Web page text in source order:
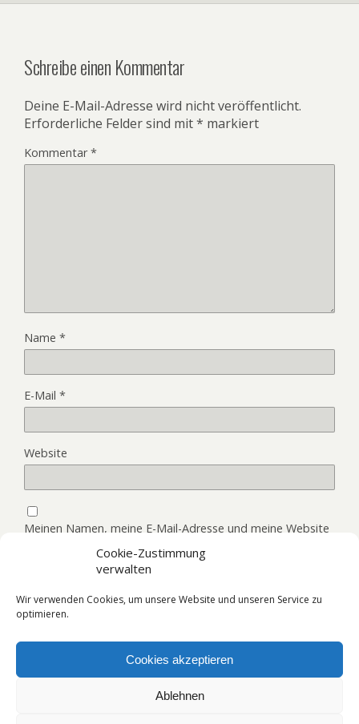
Cookie-Zustimmung
verwalten
Wir verwenden Cookies, um unsere Website und unseren Service zu
optimieren.
Cookies akzeptieren
Ablehnen
Schreibe einen Kommentar
Deine E-Mail-Adresse wird nicht veröffentlicht.
Erforderliche Felder sind mit* markiert
Kommentar*
Name *
E-Mail *
Website
Meinen Namen, meine E-Mail-Adresse und meine Website
Zum Seitenanfang